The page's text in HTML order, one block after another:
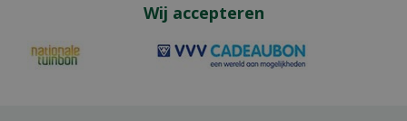
Wij accepteren